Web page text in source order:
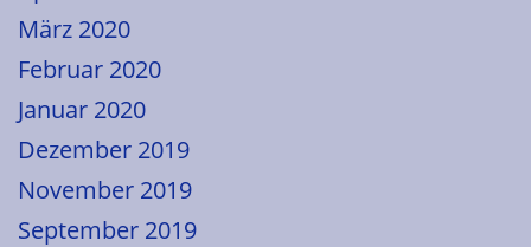
März 2020
Februar 2020
Januar 2020
Dezember 2019
November 2019
September 2019